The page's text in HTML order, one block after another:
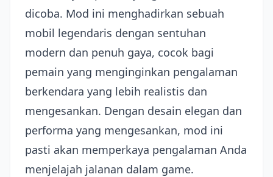
dicoba. Mod ini menghadirkan sebuah
mobil legendaris dengan sentuhan
modern dan penuh gaya, cocok bagi
pemain yang menginginkan pengalaman
berkendara yang lebih realistis dan
mengesankan. Dengan desain elegan dan
performa yang mengesankan, mod ini
pasti akan memperkaya pengalaman Anda
menjelajah jalanan dalam game.